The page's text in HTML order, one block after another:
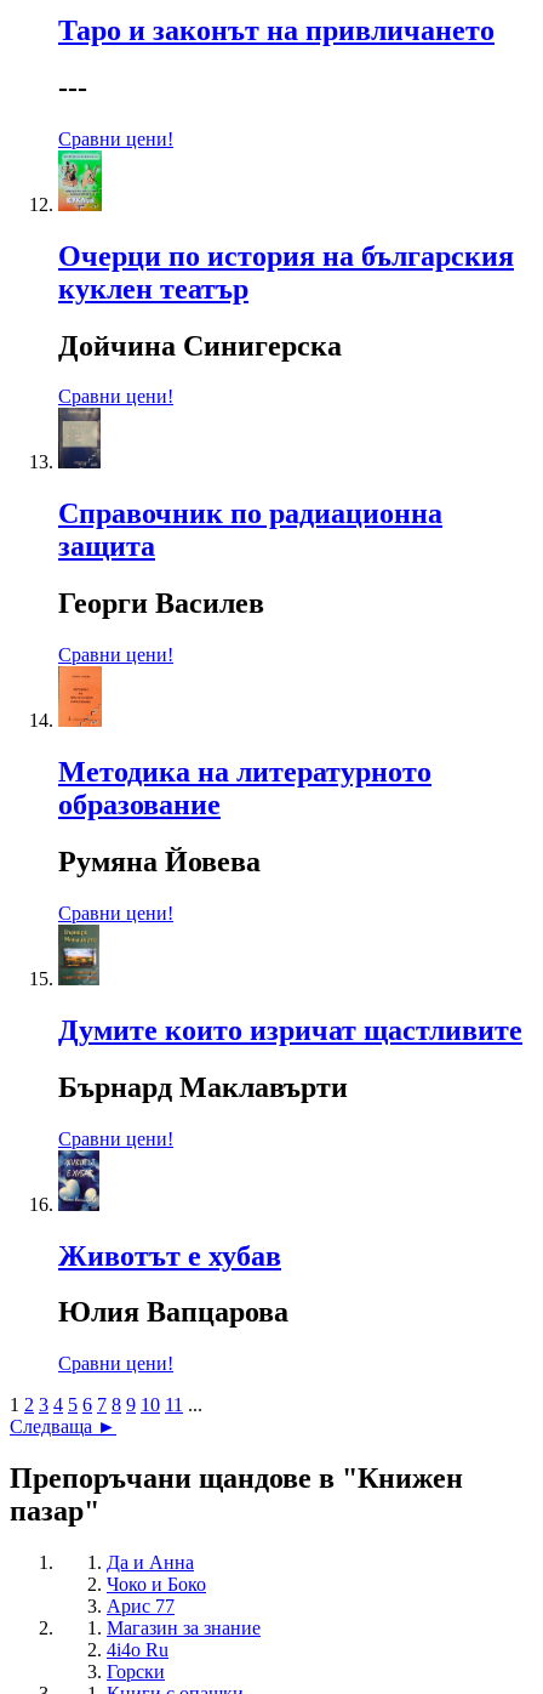
Таро и законът на привличането
---
Сравни цени!
Очерци по история на българския
куклен театър
Дойчина Синигерска
Сравни цени!
Справочник по радиационна
защита
Георги Василев
Сравни цени!
Методика на литературното
образование
Румяна Йовева
Сравни цени!
Думите които изричат щастливите
Бърнард Маклавърти
Сравни цени!
Животът е хубав
Юлия Вапцарова
Сравни цени!
1 2 3 4 5 6 7 8 9 10 11 ...
Следваща ►
Препоръчани щандове в "Книжен
пазар"
Да и Анна
Чоко и Боко
Арис 77
Магазин за знание
4i4o Ru
Горски